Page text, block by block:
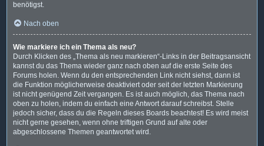
benötigst.
Nach oben
Wie markiere ich ein Thema als neu?
Durch Klicken des „Thema als neu markieren“-Links in der Beitragsansicht
kannst du das Thema wieder ganz nach oben auf die erste Seite des
Forums holen. Wenn du den entsprechenden Link nicht siehst, dann ist
die Funktion möglicherweise deaktiviert oder seit der letzten Markierung
ist nicht genügend Zeit vergangen. Es ist auch möglich, das Thema nach
oben zu holen, indem du einfach eine Antwort darauf schreibst. Stelle
jedoch sicher, dass du die Regeln dieses Boards beachtest! Es wird meist
nicht gerne gesehen, wenn ohne triftigen Grund auf alte oder
abgeschlossene Themen geantwortet wird.